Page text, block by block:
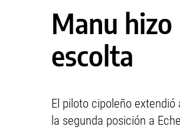
Manu
escolta
El piloto cipoleño
la segunda posición a